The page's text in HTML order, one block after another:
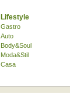
Lifestyle
Gastro
Auto
Body&Soul
Moda&Stil
Casa